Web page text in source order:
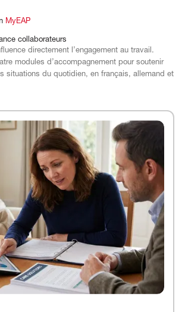
MyEAP
collaborateurs
directement l’engagement au travail.
modules d’accompagnement pour soutenir
situations du quotidien, en français, allemand et